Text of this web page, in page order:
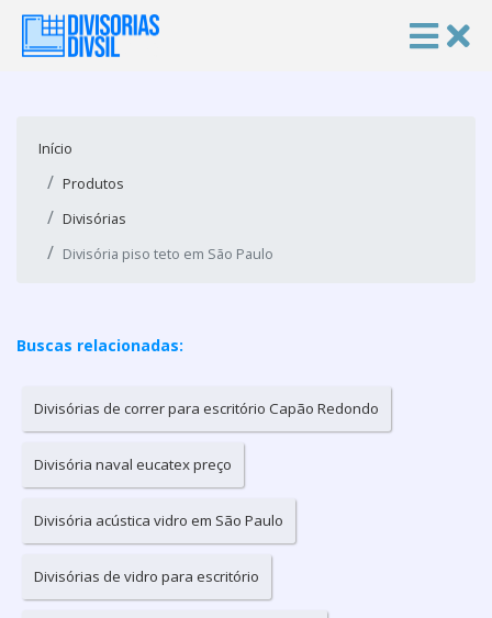
Início
Produtos
Divisórias
Divisória piso teto em São Paulo
Buscas relacionadas:
Divisórias de correr para escritório Capão Redondo
Divisória naval eucatex preço
Divisória acústica vidro em São Paulo
Divisórias de vidro para escritório